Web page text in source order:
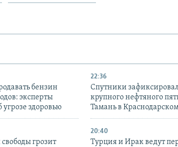
бензин
эксперты
здоровью
22:36
Спутники
крупного нефтяного
Тамань в
грозит
20:40
Турция и Ирак ведут